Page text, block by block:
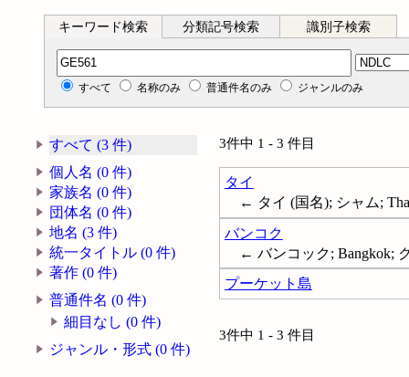
キーワード検索 分類記号検索 識別子検索
分類記号検索
すべて 名称のみ 普通件名のみ ジャンルのみ
すべて (3 件)
個人名 (0 件)
家族名 (0 件)
団体名 (0 件)
地名 (3 件)
統一タイトル (0 件)
著作 (0 件)
普通件名 (0 件)
細目なし (0 件)
ジャンル・形式 (0 件)
3件中 1 - 3 件目
タイ
← タイ (国名); シャム;
バンコク
← バンコック; Bangkok;
プーケット島
3件中 1 - 3 件目